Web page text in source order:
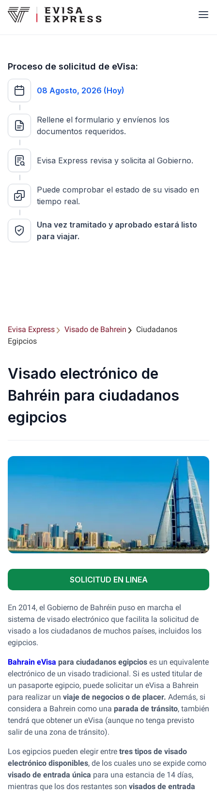
Proceso de solicitud de eVisa:
08 Agosto, 2026 (Hoy)
Rellene el formulario y envíenos los
documentos requeridos.
Evisa Express revisa y solicita al Gobierno.
Puede comprobar el estado de su visado en
tiempo real.
Una vez tramitado y aprobado estará listo
para viajar.
Evisa Express Visado de Bahrein
Ciudadanos
Egipcios
Visado electrónico de
Bahréin para ciudadanos
egipcios
SOLICITUD EN LINEA
En 2014, el Gobierno de Bahréin puso en marcha el
sistema de visado electrónico que facilita la solicitud de
visado a los ciudadanos de muchos países, incluidos los
egipcios.
Bahrain eVisa para ciudadanos egipcios es un equivalente
electrónico de un visado tradicional. Si es usted titular de
un pasaporte egipcio, puede solicitar un eVisa a Bahrein
para realizar un viaje de negocios o de placer. Además, si
considera a Bahrein como una parada de tránsito, también
tendrá que obtener un eVisa (aunque no tenga previsto
salir de una zona de tránsito).
Los egipcios pueden elegir entre tres tipos de visado
electrónico disponibles, de los cuales uno se expide como
visado de entrada única para una estancia de 14 días,
mientras que los dos restantes son visados de entrada